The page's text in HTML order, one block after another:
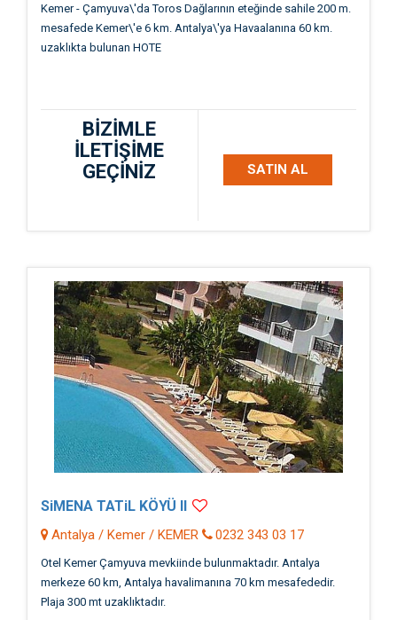
Kemer - Çamyuva\'da Toros Dağlarının eteğinde sahile 200 m.
mesafede Kemer\'e 6 km. Antalya\'ya Havaalanına 60 km.
uzaklıkta bulunan HOTE
BİZİMLE
İLETİŞİME
GEÇİNİZ
SATIN AL
SiMENA TATiL KÖYÜ II
Antalya / Kemer / KEMER 0232 343 03 17
Otel Kemer Çamyuva mevkiinde bulunmaktadır. Antalya
merkeze 60 km, Antalya havalimanına 70 km mesafededir.
Plaja 300 mt uzaklıktadır.